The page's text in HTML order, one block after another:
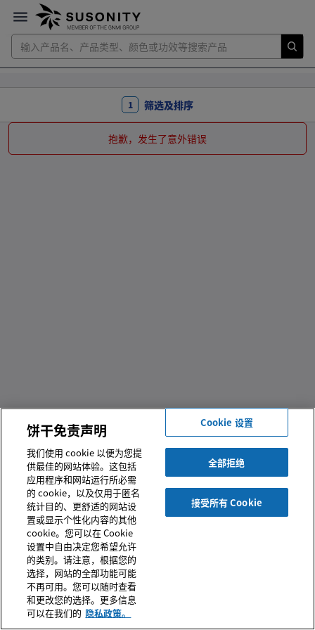
1 筛选及排序
抱歉，发生了意外错误
© 2026 SUSONITY Commercial GmbH 或及其分支机构， 保留所
有权利。严格禁止在未经同意的情况下转载本网站之所有信息。
网站使用条款 | 销售及交付通用条款和条件
子营业执照 | 沪ICP备2025136106号-1
证 | 个人信息收集同意书 |
饼干免责声明
我们使用 cookie 以便为您提
供最佳的网站体验。这包括
应用程序和网站运行所必需
的 cookie，以及仅用于匿名
统计目的、更舒适的网站设
置或显示个性化内容的其他
cookie。您可以在 Cookie
设置中自由决定您希望允许
的类别。请注意，根据您的
选择，网站的全部功能可能
不再可用。您可以随时查看
和更改您的选择。更多信息
可以在我们的 隐私政策。
Cookie 设置
全部拒绝
接受所有 Cookie